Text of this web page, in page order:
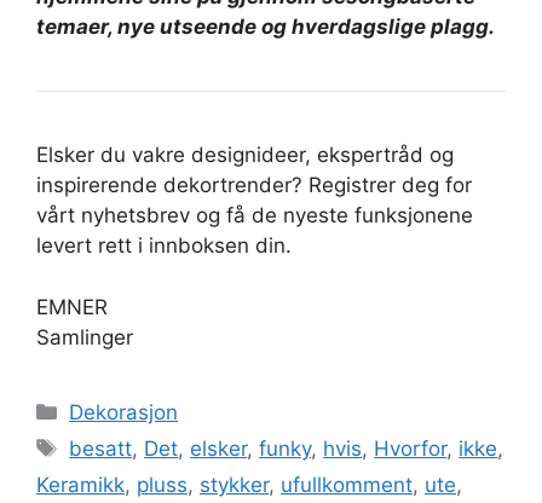
temaer, nye utseende og hverdagslige plagg.
Elsker du vakre designideer, ekspertråd og
inspirerende dekortrender? Registrer deg for
vårt nyhetsbrev og få de nyeste funksjonene
levert rett i innboksen din.
EMNER
Samlinger
Kategorier
Dekorasjon
Stikkord
besatt, Det, elsker,funky, hvis, Hvorfor, ikke,
Keramikk, pluss, stykker, ufullkomment, ute,